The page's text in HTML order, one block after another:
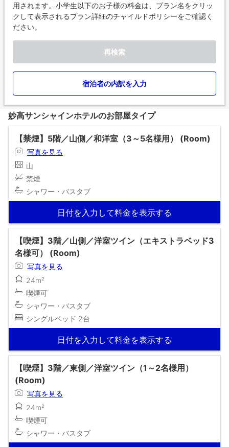
用されます。小学生以下のお子様の料金は、プラン名をクリッ
クして表示されるプラン詳細のチャイルドポリシーをご確認く
ださい。
再検索
宿泊者の内訳を入力
妙高サンシャインホテルのお部屋タイプ
【禁煙】5階／山側／和洋室（3～5名様用） (Room)
写真を見る
山
禁煙
シャワー・バスタブ
日付を入力して料金を表示する
【喫煙】3階／山側／洋室ツイン（エキストラベッド3
名様可） (Room)
写真を見る
24m²
喫煙可
シャワー・バスタブ
シングルベッド 2台
日付を入力して料金を表示する
【喫煙】3階／東側／洋室ツイン（1～2名様用）
(Room)
写真を見る
24m²
喫煙可
シャワー・バスタブ